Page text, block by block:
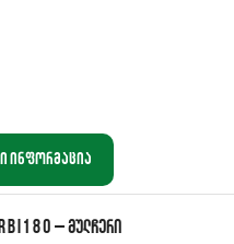
ინფორმაცია
– მულჩერი